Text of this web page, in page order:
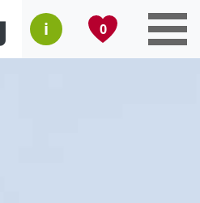
0
i